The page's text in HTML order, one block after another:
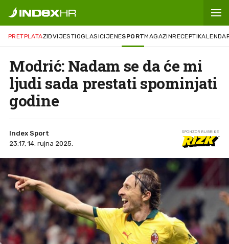
PRETPLATAZIDVIJESTIOGLASICIJENESPORTMAGAZINRECEPTI
Modrić: Nadam se da će mi
ljudi sada prestati spominjati
godine
Index Sport
23:17, 14. rujna 2025.
SPONZOR RUBRIKE